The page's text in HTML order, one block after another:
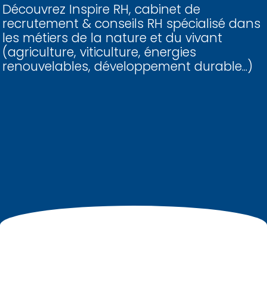
Découvrez Inspire RH, cabinet de
recrutement & conseils RH spécialisé dans
les métiers de la nature et du vivant
(agriculture, viticulture, énergies
renouvelables, développement durable...)